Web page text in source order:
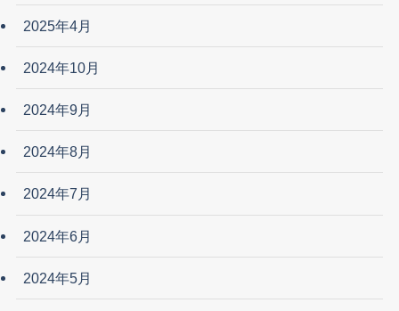
2025年4月
2024年10月
2024年9月
2024年8月
2024年7月
2024年6月
2024年5月